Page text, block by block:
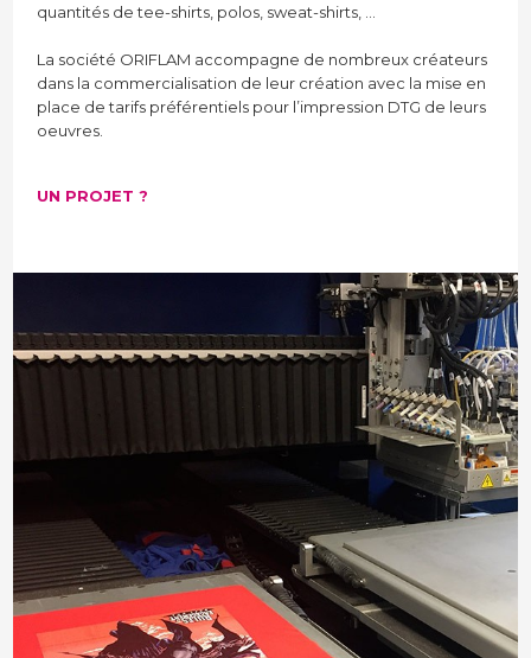
quantités de tee-shirts, polos, sweat-shirts, …
La société ORIFLAM accompagne de nombreux créateurs
dans la commercialisation de leur création avec la mise en
place de tarifs préférentiels pour l’impression DTG de leurs
oeuvres.
UN PROJET ?